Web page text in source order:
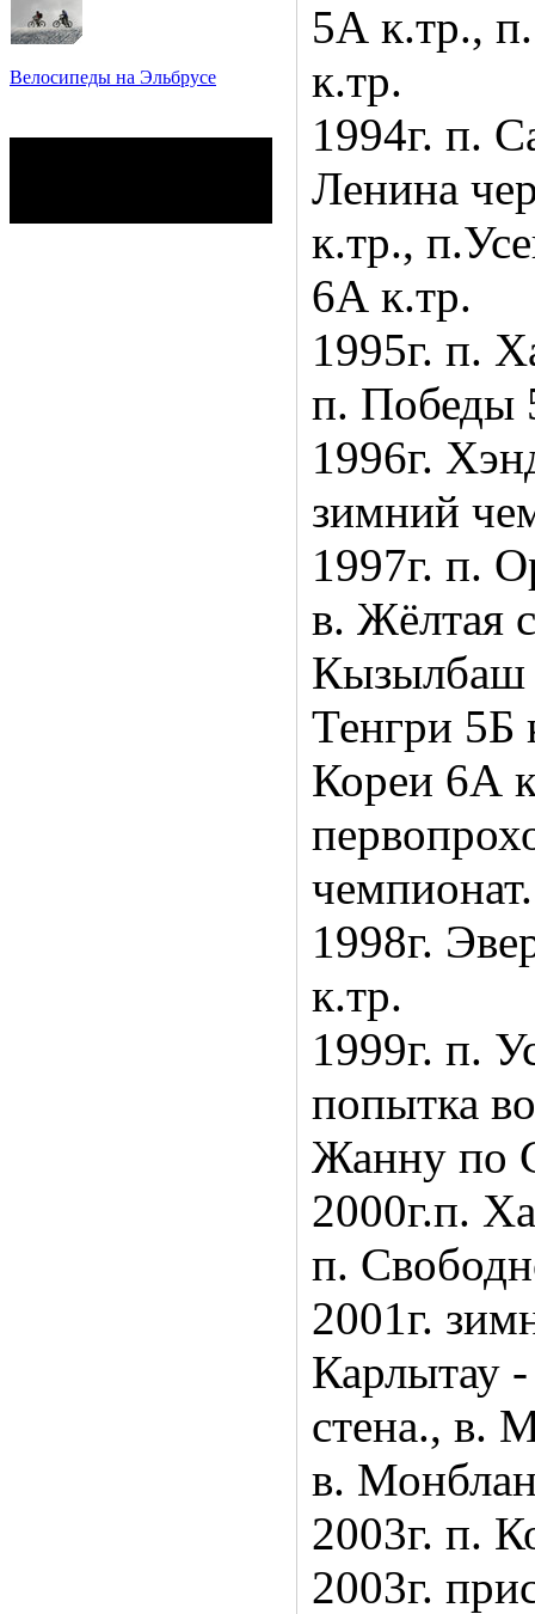
Велосипеды на Эльбрусе
5А к.тр.,
к.тр.
1994г. п.
Ленина
к.тр.,
6А к.тр.
1995г. п.
п. Победы
1996г.
зимний
1997г. п.
в. Жёлтая
Кызылбаш
Тенгри 5Б
Кореи 6А
чемпионат.
1998г.
к.тр.
1999г. п.
попытка
Жанну по
2000г.п.
п.
2001г.
Карлытау
стена., в.
в.
2003г. п.
2003г.